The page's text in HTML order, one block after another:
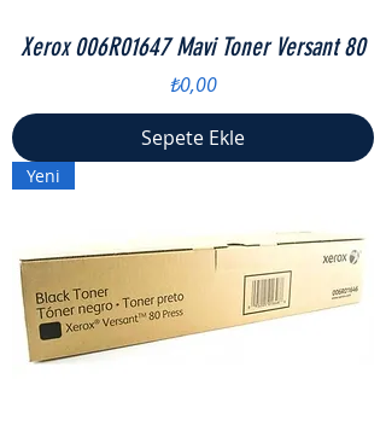
Xerox 006R01647 Mavi Toner Versant 80
Fiyat
₺0,00
Sepete Ekle
Yeni